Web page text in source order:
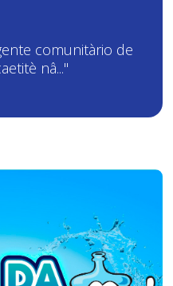
comunitàrio de
nâ..."